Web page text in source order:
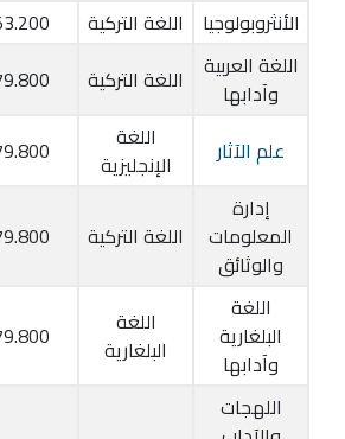
الأنثروبولوجيا
اللغة التركية
اللغة العربية
وآدابها
اللغة التركية
علم الآثار
اللغة
الإنجليزية
إدارة
المعلومات
والوثائق
اللغة التركية
اللغة
البلغارية
وآدابها
اللغة
البلغارية
اللهجات